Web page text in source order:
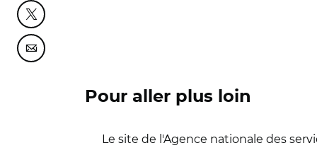
Partager cette page sur Twitter
Partager cette page sur Courriel
Pour aller plus loin
Le site de l'Agence nationale des